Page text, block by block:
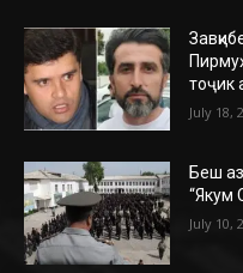
тоҷик
July 18,
Беш
“Якум
July 10,